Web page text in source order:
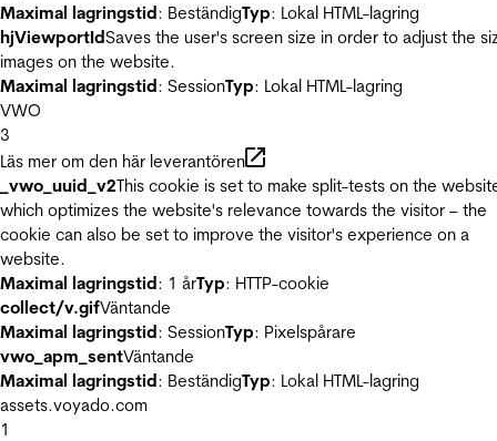
Maximal lagringstid: BeständigTyp: Lokal HTML-lagring
hjViewportIdSaves the user's screen size in order to adjust the
images on the website.
Maximal lagringstid: SessionTyp: Lokal HTML-lagring
VWO
3
Läs mer om den här leverantören
_vwo_uuid_v2This cookie is set to make split-tests on the
which optimizes the website's relevance towards the visitor – the
cookie can also be set to improve the visitor's experience on a
website.
Maximal lagringstid: 1 årTyp: HTTP-cookie
collect/v.gifVäntande
Maximal lagringstid: SessionTyp: Pixelspårare
vwo_apm_sentVäntande
Maximal lagringstid: BeständigTyp: Lokal HTML-lagring
assets.voyado.com
1